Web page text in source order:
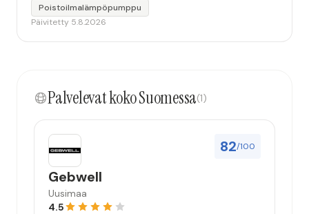
Poistoilmalämpöpumppu
Päivitetty 5.8.2026
Palvelevat koko Suomessa(1)
82/100
Gebwell
Uusimaa
4.5